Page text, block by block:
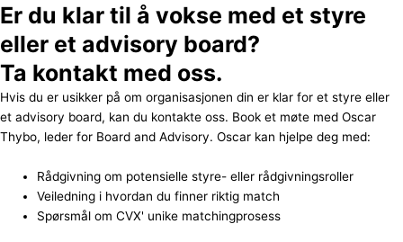
Er du klar til å vokse med et styre
eller et advisory board?
Ta kontakt med oss.
Hvis du er usikker på om organisasjonen din er klar for et styre eller
et advisory board, kan du kontakte oss. Book et møte med Oscar
Thybo, leder for Board and Advisory. Oscar kan hjelpe deg med:
Rådgivning om potensielle styre- eller rådgivningsroller
Veiledning i hvordan du finner riktig match
Spørsmål om CVX' unike matchingprosess